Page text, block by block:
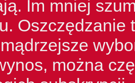
Im mniej
Oszczędzanie
można